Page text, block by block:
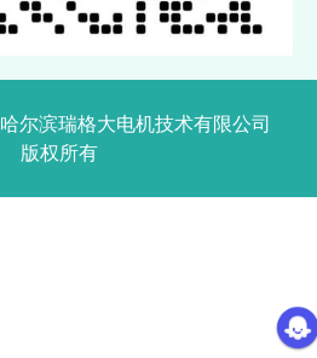
哈尔滨瑞格大电机技术有限公司
版权所有